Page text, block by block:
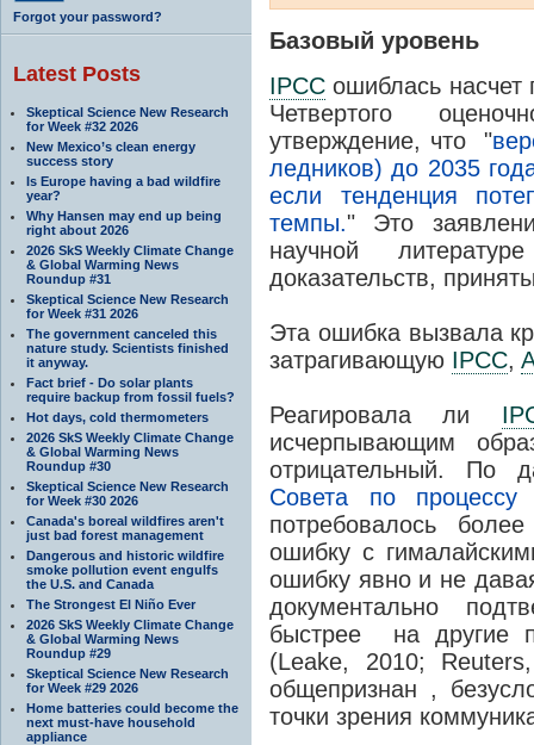
Forgot your password?
Latest Posts
Skeptical Science New Research
for Week #32 2026
New Mexico’s clean energy
success story
Is Europe having a bad wildfire
year?
Why Hansen may end up being
right about 2026
2026 SkS Weekly Climate Change
& Global Warming News
Roundup #31
Skeptical Science New Research
for Week #31 2026
The government canceled this
nature study. Scientists finished
it anyway.
Fact brief - Do solar plants
require backup from fossil fuels?
Hot days, cold thermometers
2026 SkS Weekly Climate Change
& Global Warming News
Roundup #30
Skeptical Science New Research
for Week #30 2026
Canada's boreal wildfires aren't
just bad forest management
Dangerous and historic wildfire
smoke pollution event engulfs
the U.S. and Canada
The Strongest El Niño Ever
2026 SkS Weekly Climate Change
& Global Warming News
Roundup #29
Skeptical Science New Research
for Week #29 2026
Home batteries could become the
next must-have household
appliance
Базовый уровень
IPCC ошиблась насчет
Четвертого
утверждение, что "
ледников) до 2035
если тенденция
темпы." Это
научной
доказательств,
Эта ошибка вызвала
затрагивающую IPCC,
Реагировала ли
исчерпывающим
отрицательный. По
Совета по
потребовалось
ошибку с
ошибку явно и не
документально
быстрее на другие
(Leake, 2010;
общепризнан ,
точки зрения